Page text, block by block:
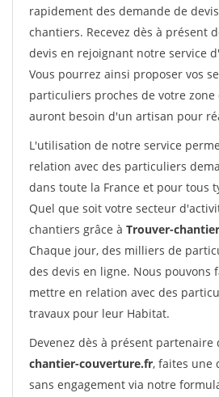
rapidement des demande de
chantiers. Recevez dès à présent
devis en rejoignant notre service
Vous pourrez ainsi proposer vos
particuliers proches de votre
auront besoin d'un artisan pour
L'utilisation de notre service
relation avec des particuliers
dans toute la France et pour tous
Quel que soit votre secteur
chantiers grâce à Trouver-
Chaque jour, des milliers de
des devis en ligne. Nous pouvons
mettre en relation avec des
travaux pour leur Habitat.
Devenez dès à présent partenaire
chantier-couverture.fr, faites une
sans engagement via notre